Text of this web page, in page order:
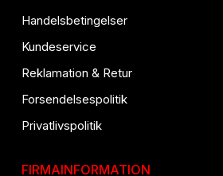
Handelsbetingelser
Kundeservice
Reklamation & Retur
Forsendelsespolitik
Privatlivspolitik
FIRMAINFORMATION